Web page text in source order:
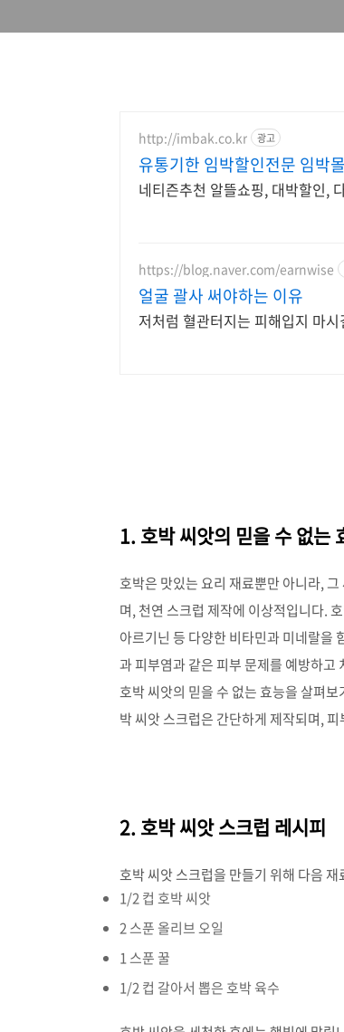
http://imbak.co.kr 광고
유통기한 임박할인전문 임박
네티즌추천 알뜰쇼핑, 대박할인,
https://blog.naver.com/earnwise
얼굴 괄사 써야하는 이유
저처럼 혈관터지는 피해입지 마
1. 호박 씨앗의 믿을 수 없는
호박은 맛있는 요리 재료뿐만 아니라,
며, 천연 스크럽 제작에 이상적입니다.
아르기닌 등 다양한 비타민과 미네랄을
과 피부염과 같은 피부 문제를 예방하고
호박 씨앗의 믿을 수 없는 효능을 살펴
박 씨앗 스크럽은 간단하게 제작되며,
2. 호박 씨앗 스크럽 레시피
호박 씨앗 스크럽을 만들기 위해 다음
1/2 컵 호박 씨앗
2 스푼 올리브 오일
1 스푼 꿀
1/2 컵 갈아서 뽑은 호박 육수